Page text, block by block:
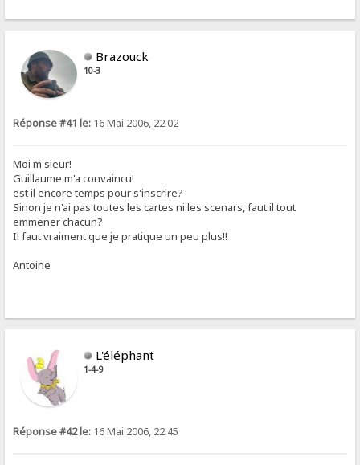
Brazouck
10-3
Réponse #41 le: 16 Mai 2006, 22:02
Moi m'sieur!
Guillaume m'a convaincu!
est il encore temps pour s'inscrire?
Sinon je n'ai pas toutes les cartes ni les scenars, faut il tout
emmener chacun?
Il faut vraiment que je pratique un peu plus!!
Antoine
L'éléphant
1-4-9
Réponse #42 le: 16 Mai 2006, 22:45